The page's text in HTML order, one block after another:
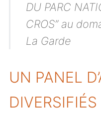
DU PARC
CROS” au
La Garde
UN PANEL
DIVERSIFIÉS